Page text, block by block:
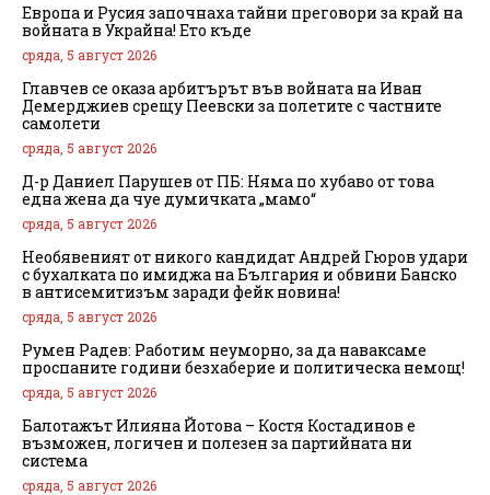
Европа и Русия започнаха тайни преговори за край на
войната в Украйна! Ето къде
сряда, 5 август 2026
Главчев се оказа арбитърът във войната на Иван
Демерджиев срещу Пеевски за полетите с частните
самолети
сряда, 5 август 2026
Д-р Даниел Парушев от ПБ: Няма по хубаво от това
една жена да чуе думичката „мамо“
сряда, 5 август 2026
Необявеният от никого кандидат Андрей Гюров удари
с бухалката по имиджа на България и обвини Банско
в антисемитизъм заради фейк новина!
сряда, 5 август 2026
Румен Радев: Работим неуморно, за да наваксаме
проспаните години безхаберие и политическа немощ!
сряда, 5 август 2026
Балотажът Илияна Йотова – Костя Костадинов е
възможен, логичен и полезен за партийната ни
система
сряда, 5 август 2026